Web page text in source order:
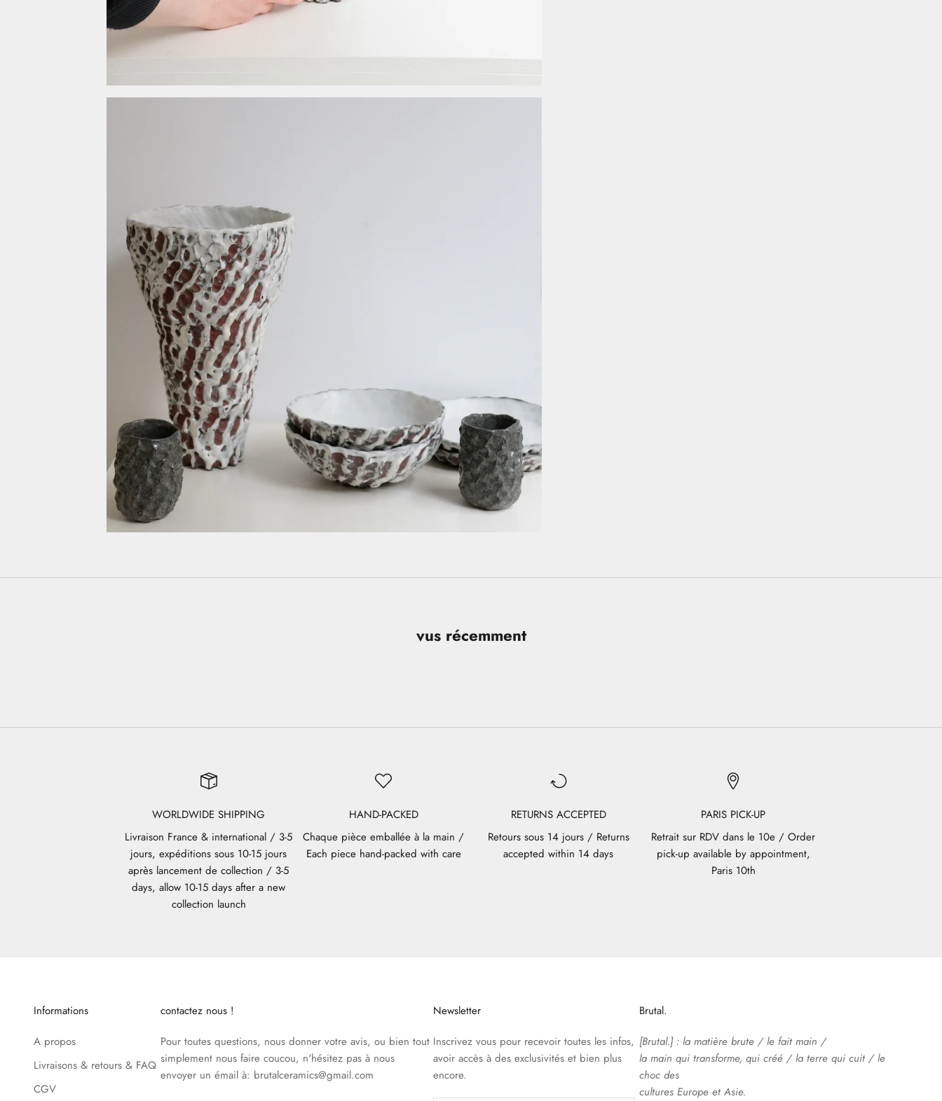
vus récemment
WORLDWIDE SHIPPING
Livraison France & international / 3-5
jours, expéditions sous 10-15 jours
après lancement de collection / 3-5
days, allow 10-15 days after a new
collection launch
HAND-PACKED
Chaque pièce emballée à la main /
Each piece hand-packed with care
RETURNS ACCEPTED
Retours sous 14 jours / Returns
accepted within 14 days
PARIS PICK-UP
Retrait sur RDV dans le 10e / Order
pick-up available by appointment,
Paris 10th
Informations
A propos
Livraisons & retours & FAQ
CGV
contactez nous !
Pour toutes questions, nous donner votre avis, ou bien tout
simplement nous faire coucou, n'hésitez pas à nous
envoyer un émail à: brutalceramics@gmail.com
Newsletter
Inscrivez vous pour recevoir toutes les infos,
avoir accès à des exclusivités et bien plus
encore.
Brutal.
[Brutal.] : la matière brute / le fait main /
la main qui transforme, qui créé / la terre qui cuit / le
choc des
cultures Europe et Asie.